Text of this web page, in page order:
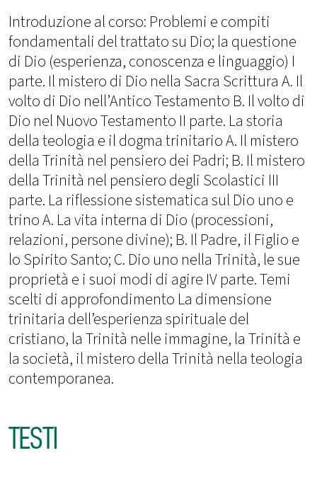
Introduzione al corso: Problemi e compiti
fondamentali del trattato su Dio; la questione
di Dio (esperienza, conoscenza e linguaggio) I
parte. Il mistero di Dio nella Sacra Scrittura A. Il
volto di Dio nell’Antico Testamento B. Il volto di
Dio nel Nuovo Testamento II parte. La storia
della teologia e il dogma trinitario A. Il mistero
della Trinità nel pensiero dei Padri; B. Il mistero
della Trinità nel pensiero degli Scolastici III
parte. La riflessione sistematica sul Dio uno e
trino A. La vita interna di Dio (processioni,
relazioni, persone divine); B. Il Padre, il Figlio e
lo Spirito Santo; C. Dio uno nella Trinità, le sue
proprietà e i suoi modi di agire IV parte. Temi
scelti di approfondimento La dimensione
trinitaria dell’esperienza spirituale del
cristiano, la Trinità nelle immagine, la Trinità e
la società, il mistero della Trinità nella teologia
contemporanea.
TESTI